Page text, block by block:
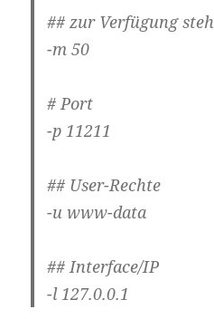
## zur Verfügung
-m 50
# Port
-p 11211
## User-Rechte
-u www-data
## Interface/IP
-l 127.0.0.1